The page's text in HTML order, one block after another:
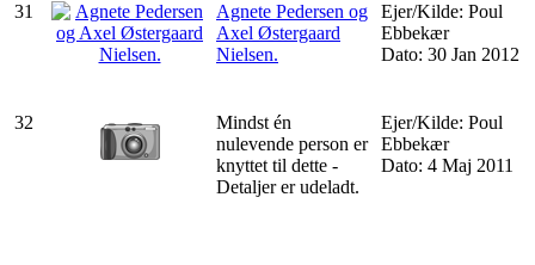
31
Agnete Pedersen og
Axel Østergaard
Nielsen.
Ejer/Kilde: Poul
Ebbekær
Dato: 30 Jan 2012
32
Mindst én
nulevende person er
knyttet til dette -
Detaljer er udeladt.
Ejer/Kilde: Poul
Ebbekær
Dato: 4 Maj 2011